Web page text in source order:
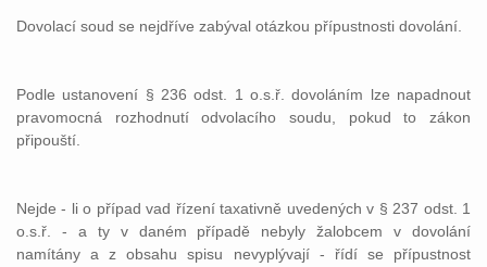
Dovolací soud se nejdříve zabýval otázkou přípustnosti dovolání.
Podle ustanovení § 236 odst. 1 o.s.ř. dovoláním lze napadnout
pravomocná rozhodnutí odvolacího soudu, pokud to zákon
připouští.
Nejde - li o případ vad řízení taxativně uvedených v § 237 odst. 1
o.s.ř. - a ty v daném případě nebyly žalobcem v dovolání
namítány a z obsahu spisu nevyplývají - řídí se přípustnost